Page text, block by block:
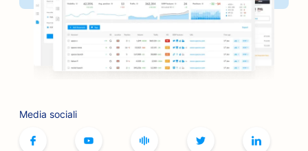
SEO per i barbieri
SEO per i barbecue
SEO per le boutique
SEO per le piste da bowling
SEO per i caffè di giochi da tavolo
Media sociali